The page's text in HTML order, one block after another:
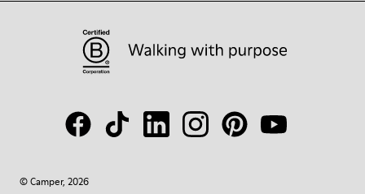
© Camper, 2026